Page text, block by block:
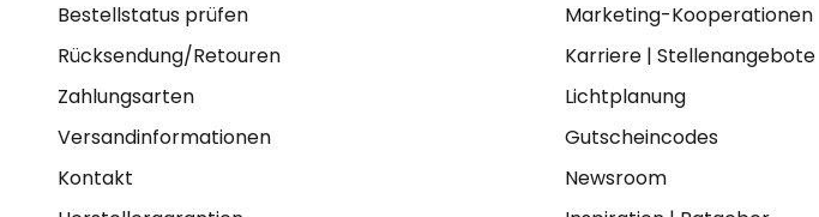
Bestellstatus prüfen
Rücksendung/Retouren
Zahlungsarten
Versandinformationen
Kontakt
Marketing-Kooperationen
Karriere| Stellenangebote
Lichtplanung
Gutscheincodes
Newsroom